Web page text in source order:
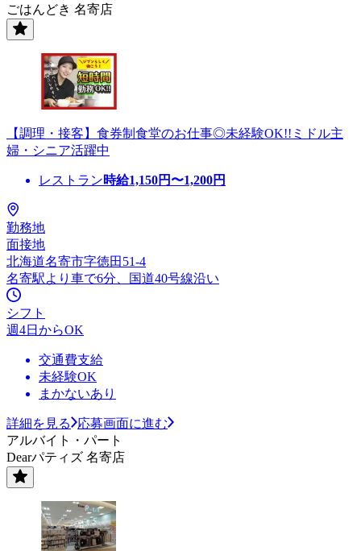
ごはんどき 名寄店
【調理・接客】食券制食堂のお仕事◎未経験OK!!ミドル主
婦・シニア活躍中
レストラン時給1,150円〜1,200円
勤務地
面接地
北海道名寄市字徳田51-4
名寄駅より車で6分、国道40号線沿い
シフト
週4日からOK
交通費支給
未経験OK
まかないあり
詳細を見る
応募画面に進む
アルバイト・パート
Dearパティズ 名寄店